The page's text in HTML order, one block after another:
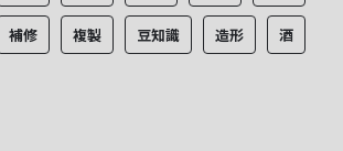
補修 複製 豆知識 造形 酒